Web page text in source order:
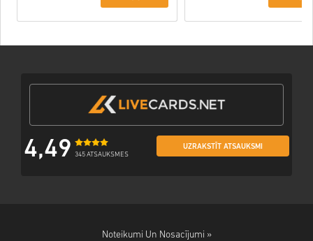
4,49 345 ATSAUKSMES
UZRAKSTĪT ATSAUKSMI
Noteikumi Un Nosacījumi »